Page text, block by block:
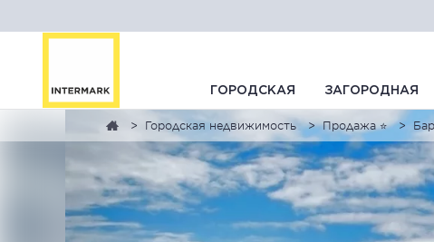
ГОРОДСКАЯ ЗАГОРОДНАЯ
Городская недвижимость Продажа ⭐